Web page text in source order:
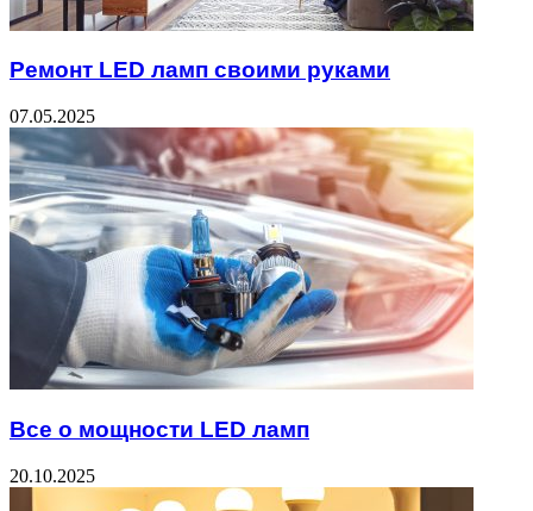
Ремонт LED ламп своими руками
07.05.2025
Все о мощности LED ламп
20.10.2025